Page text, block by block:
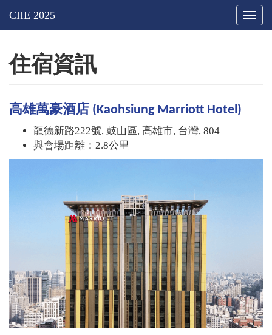
住宿資訊
高雄萬豪酒店 (Kaohsiung Marriott Hotel)
龍德新路222號, 鼓山區, 高雄市, 台灣, 804
與會場距離：2.8公里